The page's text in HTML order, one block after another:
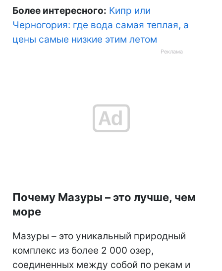
Более интересного: Кипр или
Черногория: где вода самая теплая, а
цены самые низкие этим летом
Почему Мазуры – это лучше, чем
море
Мазуры – это уникальный природный
комплекс из более 2 000 озер,
соединенных между собой по рекам и